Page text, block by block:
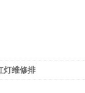
灯维修排